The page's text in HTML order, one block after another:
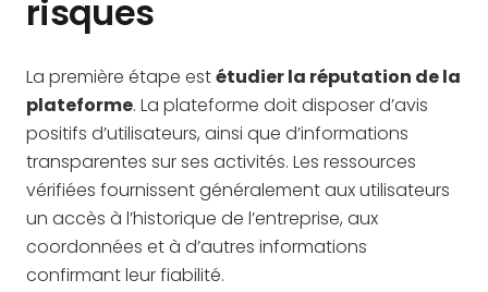
risques
La première étape estétudier la réputation de la
plateforme. La plateforme doit disposer d’avis
positifs d’utilisateurs, ainsi que d’informations
transparentes sur ses activités. Les ressources
vérifiées fournissent généralement aux utilisateurs
un accès à l’historique de l’entreprise, aux
coordonnées et à d’autres informations
confirmant leur fiabilité.